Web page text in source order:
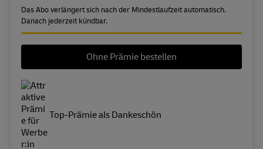
Das Abo verlängert sich nach der Mindestlaufzeit automatisch.
Danach jederzeit kündbar.
Ohne Prämie bestellen
Top-Prämie als Dankeschön